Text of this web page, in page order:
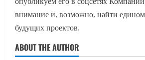
внимание и, возможно, найти
будущих проектов.
ABOUT THE AUTHOR